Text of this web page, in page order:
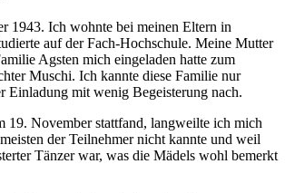
1943. Ich wohnte bei meinen Eltern in
auf der Fach-Hochschule. Meine Mutter
Agsten mich eingeladen hatte zum
Muschi. Ich kannte diese Familie nur
Einladung mit wenig Begeisterung nach.
19. November stattfand, langweilte ich mich
der Teilnehmer nicht kannte und weil
Tänzer war, was die Mädels wohl bemerkt